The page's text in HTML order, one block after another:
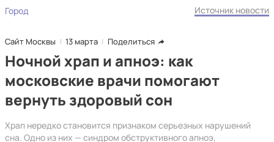
Город Источник новости
Сайт Москвы 13 марта Поделиться
Ночной храп и апноэ: как
московские врачи помогают
вернуть здоровый сон
Храп нередко становится признаком серьезных нарушений
сна. Одно из них — синдром обструктивного апноэ,